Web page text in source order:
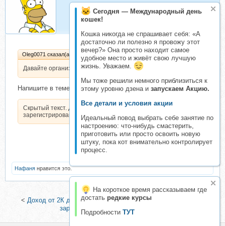
Сегодня — Международный день
кошек!
Кошка никогда не спрашивает себя: «А
достаточно ли полезно я провожу этот
вечер?» Она просто находит самое
удобное место и живёт свою лучшую
жизнь. Уважаем.
Мы тоже решили немного приблизиться к
этому уровню дзена и запускаем Акцию.
Все детали и условия акции
Идеальный повод выбрать себе занятие по
настроению: что-нибудь смастерить,
приготовить или просто освоить новую
штуку, пока кот внимательно контролирует
процесс.
На короткое время рассказываем где
достать редкие курсы
Подробности ТУТ
Homer
Супермодератор
Oleg0071 сказал(а):
Давайте организуем складчину
Напишите в теме
Скрытый текст. Доступен только
зарегистрированным пользователям.
Нафаня нравится это.
< Доход от 2К до 10К в день по белой схеме
заработка от 2000 рублей в день